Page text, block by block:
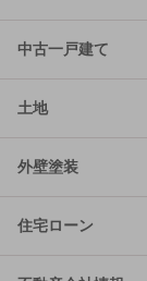
中古一戸建て
土地
外壁塗装
住宅ローン